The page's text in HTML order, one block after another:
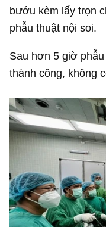
bướu kèm lấy trọn
phẫu thuật nội soi.
Sau hơn 5 giờ
thành công, không